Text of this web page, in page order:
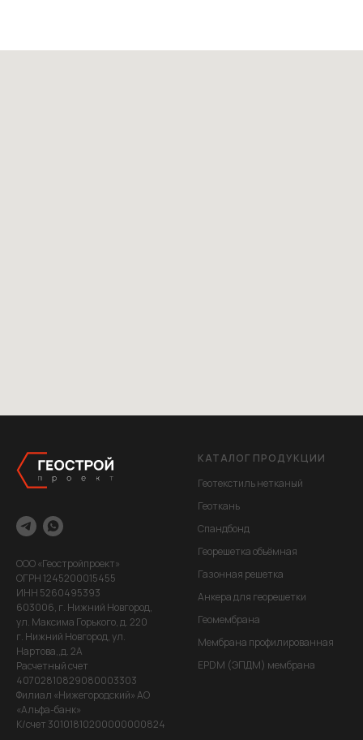
ООО «Геостройпроект»
ОГРН 1245200015455
ИНН 5260495393
603006, г. Нижний Новгород,
ул. Максима Горького, д. 220
г. Нижний Новгород, ул.
Нартова,,д. 2А
Расчетный счет
40702810829080003303
Филиал «Нижегородский» АО
«Альфа-банк»
К/счет 30101810200000000824
КАТАЛОГ ПРОДУКЦИИ
Геотекстиль нетканый
Геоткань
Спандбонд
Георешетка объёмная
Газонная решетка
Анкера для георешетки
Геомембрана
Мембрана профилированная
EPDM (ЭПДМ) мембрана